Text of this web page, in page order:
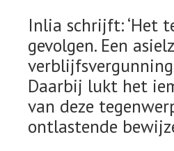
Inlia schrijft: ‘Het
gevolgen. Een
Daarbij lukt het
van deze
ontlastende